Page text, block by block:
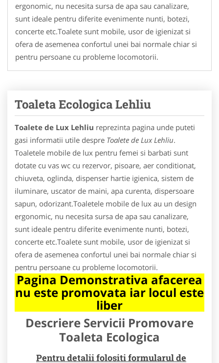
ergonomic, nu necesita sursa de apa sau canalizare,
sunt ideale pentru diferite evenimente nunti, botezi,
concerte etc.Toalete sunt mobile, usor de igienizat si
ofera de asemenea confortul unei bai normale chiar si
pentru persoane cu probleme locomotorii.
Toaleta Ecologica Lehliu
Toalete de Lux Lehliu reprezinta pagina unde puteti
gasi informatii utile despre Toalete de Lux Lehliu.
Toaletele mobile de lux pentru femei si barbati sunt
dotate cu vas wc cu rezervor, pisoare, aer conditionat,
chiuveta, oglinda, dispenser hartie igienica, sistem de
iluminare, uscator de maini, apa curenta, dispersoare
sapun, odorizant.Toaletele mobile de lux au un design
ergonomic, nu necesita sursa de apa sau canalizare,
sunt ideale pentru diferite evenimente nunti, botezi,
concerte etc.Toalete sunt mobile, usor de igienizat si
ofera de asemenea confortul unei bai normale chiar si
pentru persoane cu probleme locomotorii.
Pagina Demonstrativa afacerea
nu este promovata iar locul este
liber
Descriere Servicii Promovare
Toaleta Ecologica
Pentru detalii folositi formularul de